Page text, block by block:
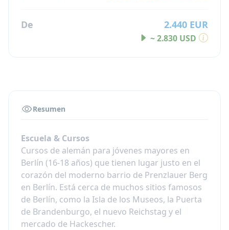
De 2.440 EUR
~ 2.830 USD
Resumen
Escuela & Cursos
Cursos de alemán para jóvenes mayores en
Berlín (16-18 años) que tienen lugar justo en el
corazón del moderno barrio de Prenzlauer Berg
en Berlín. Está cerca de muchos sitios famosos
de Berlín, como la Isla de los Museos, la Puerta
de Brandenburgo, el nuevo Reichstag y el
mercado de Hackescher.